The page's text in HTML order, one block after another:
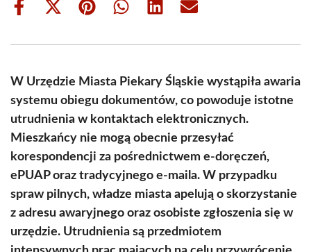
Share
Share
(Twitter)
Share Share Share Share
W Urzędzie Miasta Piekary Śląskie wystąpiła awaria
systemu obiegu dokumentów, co powoduje istotne
utrudnienia w kontaktach elektronicznych.
Mieszkańcy nie mogą obecnie przesyłać
korespondencji za pośrednictwem e-doręczeń,
ePUAP oraz tradycyjnego e-maila. W przypadku
spraw pilnych, władze miasta apelują o skorzystanie
z adresu awaryjnego oraz osobiste zgłoszenia się w
urzędzie. Utrudnienia są przedmiotem